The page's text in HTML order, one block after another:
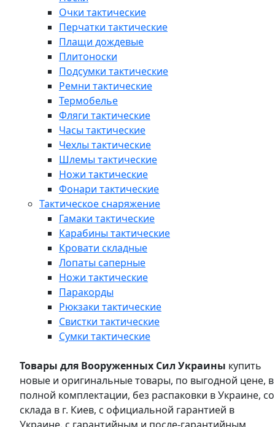
Очки тактические
Перчатки тактические
Плащи дождевые
Плитоноски
Подсумки тактические
Ремни тактические
Термобелье
Фляги тактические
Часы тактические
Чехлы тактические
Шлемы тактические
Ножи тактические
Фонари тактические
Тактическое снаряжение
Гамаки тактические
Карабины тактические
Кровати складные
Лопаты саперные
Ножи тактические
Паракорды
Рюкзаки тактические
Свистки тактические
Сумки тактические
Товары для Вооруженных Сил Украины купить
новые и оригинальные товары, по выгодной цене, в
полной комплектации, без распаковки в Украине, со
склада в г. Киев, с официальной гарантией в